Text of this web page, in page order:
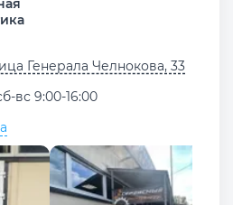
Генерала Челнокова, 33
вс 9:00-16:00